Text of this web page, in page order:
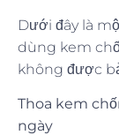
Dưới đây là
dùng kem
không được
Thoa kem
ngày